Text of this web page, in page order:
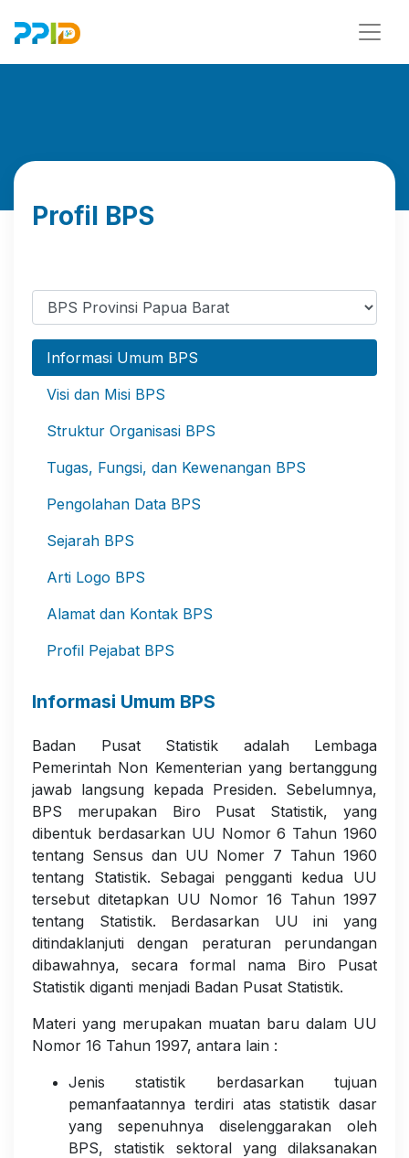
Profil BPS
Informasi Umum BPS
Visi dan Misi BPS
Struktur Organisasi BPS
Tugas, Fungsi, dan Kewenangan BPS
Pengolahan Data BPS
Sejarah BPS
Arti Logo BPS
Alamat dan Kontak BPS
Profil Pejabat BPS
Informasi Umum BPS
Badan Pusat Statistik adalah Lembaga
Pemerintah Non Kementerian yang bertanggung
jawab langsung kepada Presiden. Sebelumnya,
BPS merupakan Biro Pusat Statistik, yang
dibentuk berdasarkan UU Nomor 6 Tahun 1960
tentang Sensus dan UU Nomer 7 Tahun 1960
tentang Statistik. Sebagai pengganti kedua UU
tersebut ditetapkan UU Nomor 16 Tahun 1997
tentang Statistik. Berdasarkan UU ini yang
ditindaklanjuti dengan peraturan perundangan
dibawahnya, secara formal nama Biro Pusat
Statistik diganti menjadi Badan Pusat Statistik.
Materi yang merupakan muatan baru dalam UU
Nomor 16 Tahun 1997, antara lain :
Jenis statistik berdasarkan tujuan
pemanfaatannya terdiri atas statistik dasar
yang sepenuhnya diselenggarakan oleh
BPS, statistik sektoral yang dilaksanakan